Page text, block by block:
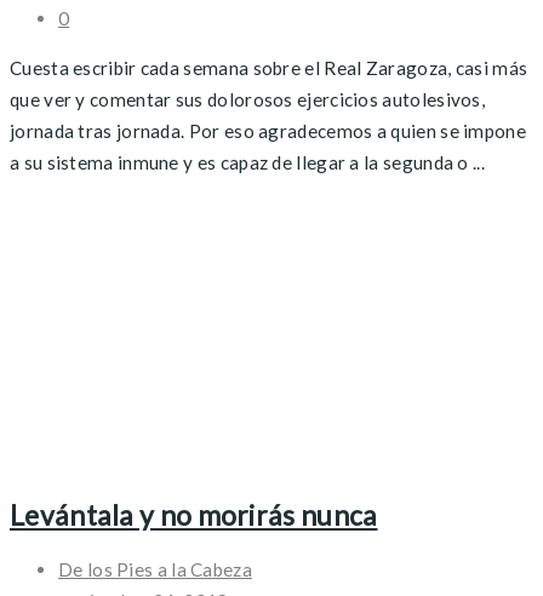
0
Cuesta escribir cada semana sobre el Real Zaragoza, casi más
que ver y comentar sus dolorosos ejercicios autolesivos,
jornada tras jornada. Por eso agradecemos a quien se impone
a su sistema inmune y es capaz de llegar a la segunda o ...
Levántala y no morirás nunca
De los Pies a la Cabeza